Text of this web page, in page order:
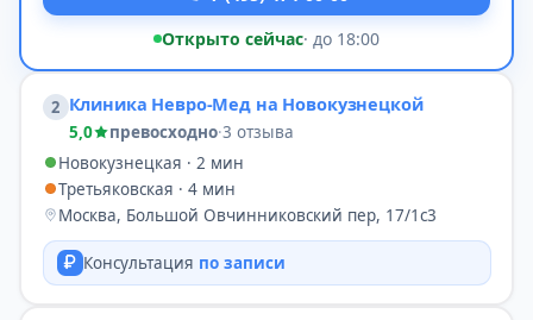
Открыто сейчас· до 18:00
2 Клиника Невро-Мед на Новокузнецкой
5,0 превосходно·3 отзыва
Новокузнецкая · 2 мин
Третьяковская · 4 мин
Москва, Большой Овчинниковский пер, 17/1с3
Консультация по записи